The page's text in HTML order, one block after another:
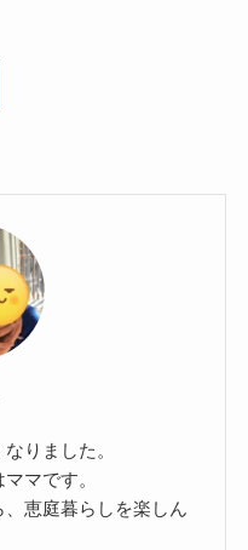
りました。
マです。
恵庭暮らしを楽しん